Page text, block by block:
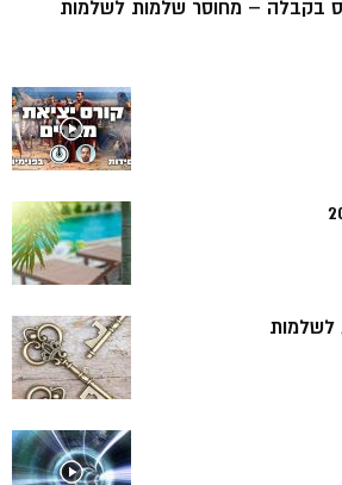
בקבלה – מחוסר שלמות לשלמות